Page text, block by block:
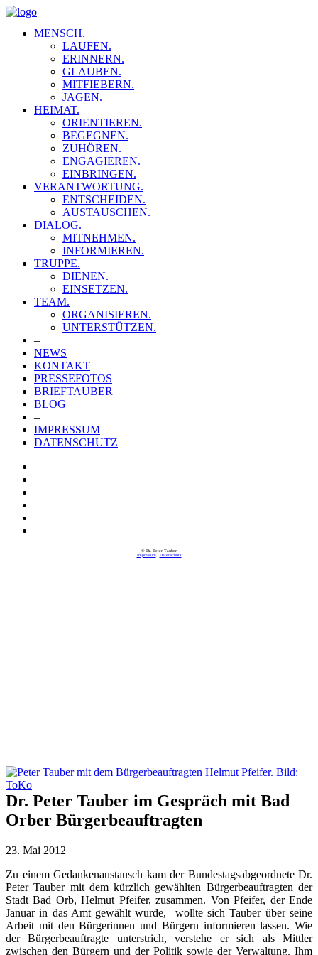
MENSCH.
LAUFEN.
ERINNERN.
GLAUBEN.
MITFIEBERN.
JAGEN.
HEIMAT.
ORIENTIEREN.
BEGEGNEN.
ZUHÖREN.
ENGAGIEREN.
EINBRINGEN.
VERANTWORTUNG.
ENTSCHEIDEN.
AUSTAUSCHEN.
DIALOG.
MITNEHMEN.
INFORMIEREN.
TRUPPE.
DIENEN.
EINSETZEN.
TEAM.
ORGANISIEREN.
UNTERSTÜTZEN.
–
NEWS
KONTAKT
PRESSEFOTOS
BRIEFTAUBER
BLOG
–
IMPRESSUM
DATENSCHUTZ
© Dr. Peter Tauber
Impressum| Datenschutz
Dr. Peter Tauber im Gespräch mit Bad
Orber Bürgerbeauftragten
23. Mai 2012
Zu einem Gedankenaustausch kam der Bundestagsabgeordnete Dr.
Peter Tauber mit dem kürzlich gewählten Bürgerbeauftragten der
Stadt Bad Orb, Helmut Pfeifer, zusammen. Von Pfeifer, der Ende
Januar in das Amt gewählt wurde, wollte sich Tauber über seine
Arbeit mit den Bürgerinnen und Bürgern informieren lassen. Wie
der Bürgerbeauftragte unterstrich, verstehe er sich als Mittler
zwischen den Bürgern und der Politik sowie der Verwaltung. Ihm